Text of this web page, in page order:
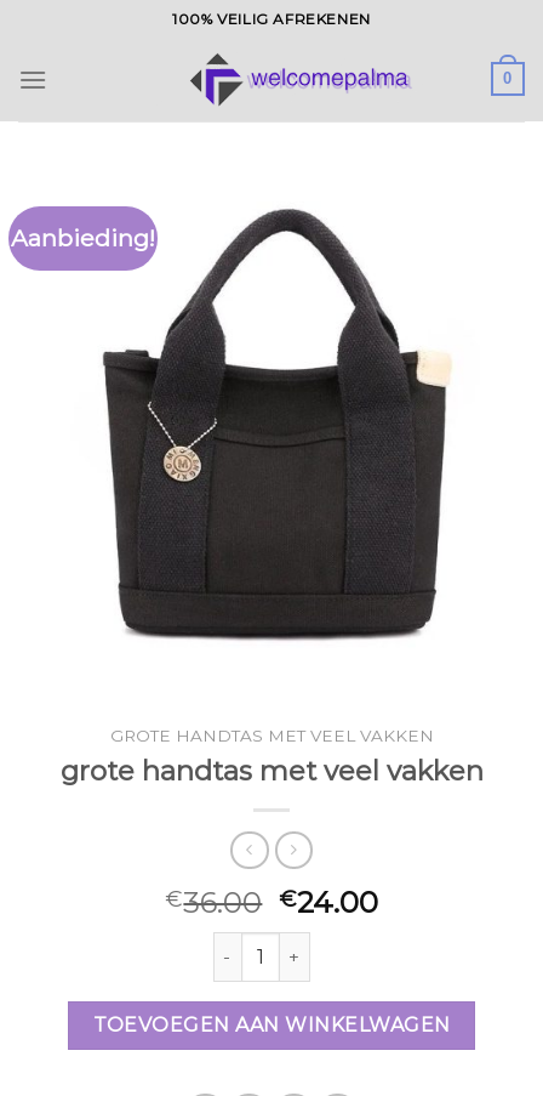
inhoud
100% VEILIG AFREKENEN
0
Aanbieding!
GROTE HANDTAS MET VEEL VAKKEN
grote handtas met veel vakken
€36.00 €24.00
grote handtas met veel vakken
TOEVOEGEN AAN WINKELWAGEN